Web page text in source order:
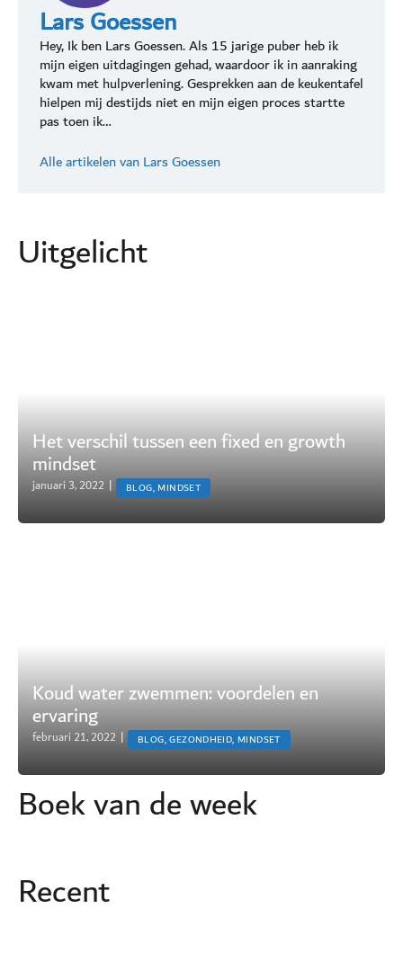
Lars Goessen
Hey, Ik ben Lars Goessen. Als 15 jarige puber heb ik
mijn eigen uitdagingen gehad, waardoor ik in aanraking
kwam met hulpverlening. Gesprekken aan de keukentafel
hielpen mij destijds niet en mijn eigen proces startte
pas toen ik…
Alle artikelen van Lars Goessen
Uitgelicht
Het verschil tussen een fixed en growth
mindset
januari 3, 2022 | BLOG, MINDSET
Koud water zwemmen: voordelen en
ervaring
februari 21, 2022 | BLOG, GEZONDHEID, MINDSET
Boek van de week
Recent